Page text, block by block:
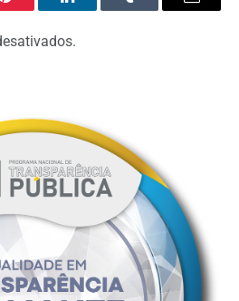
Pinterest O
LinkedIn
Tumblr
E-